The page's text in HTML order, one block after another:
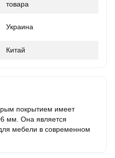
товара
Украина
Китай
покрытием имеет
мм. Она является
мебели в современном